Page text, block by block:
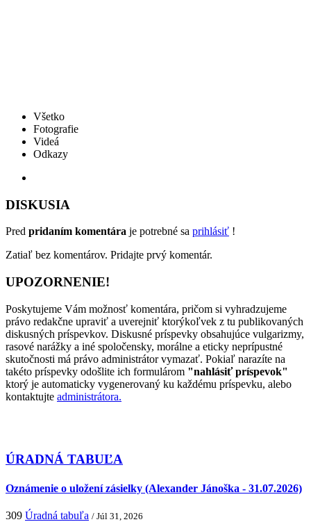
Všetko
Fotografie
Videá
Odkazy
DISKUSIA
Pred pridaním komentára je potrebné sa prihlásiť !
Zatiaľ bez komentárov. Pridajte prvý komentár.
UPOZORNENIE!
Poskytujeme Vám možnosť komentára, pričom si vyhradzujeme
právo redakčne upraviť a uverejniť ktorýkoľvek z tu publikovaných
diskusných príspevkov. Diskusné príspevky obsahujúce vulgarizmy,
rasové narážky a iné spoločensky, morálne a eticky neprípustné
skutočnosti má právo administrátor vymazať. Pokiaľ narazíte na
takéto príspevky odošlite ich formulárom "nahlásiť príspevok"
ktorý je automaticky vygenerovaný ku každému príspevku, alebo
kontaktujte administrátora.
ÚRADNÁ TABUĽA
Oznámenie o uložení zásielky (Alexander Jánoška - 31.07.2026)
309 Úradná tabuľa / Júl 31, 2026